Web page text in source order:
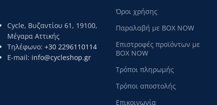
Cycle, Βυζαντίου 61, 19100,
Μέγαρα Αττικής
Τηλέφωνο: +30 2296110114
E-mail: info@cycleshop.gr
Όροι χρήσης
Παραλαβή με BOX NOW
Επιστροφές προϊόντων με
BOX NOW
Τρόποι πληρωμής
Τρόποι αποστολής
Επικοινωνία